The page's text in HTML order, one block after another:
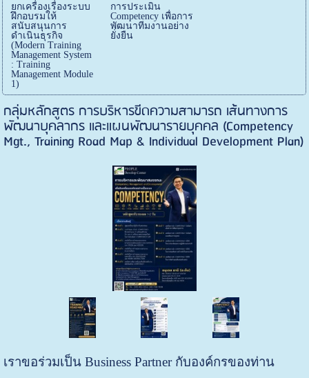
ยกเครื่องเรื่องระบบ
ฝึกอบรมให้
สนับสนุนการ
ดำเนินธุรกิจ
(Modern Training
Management System
: Training
Management Module
1)
การประเมิน
Competency เพื่อการ
พัฒนาทีมงานอย่าง
ยั่งยืน
กลุ่มหลักสูตร การบริหารขีดความสามารถ เส้นทางการ
พัฒนาบุคลากร และแผนพัฒนารายบุคคล (Competency
Mgt., Training Road Map & Individual Development Plan)
เราขอร่วมเป็น Business Partner กับองค์กรของท่าน